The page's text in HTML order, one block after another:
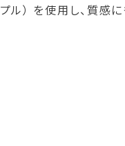
） を使用し、質感に